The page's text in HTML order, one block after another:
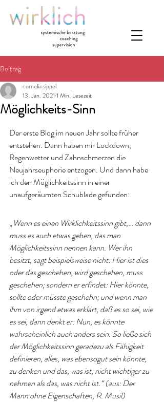
Beitrag
Möglichkeits-Sinn
cornelia sippel
13. Jan. 2021 1 Min. Lesezeit
Der erste Blog im neuen Jahr sollte früher
entstehen. Dann haben mir Lockdown,
Regenwetter und Zahnschmerzen die
Neujahrseuphorie entzogen. Und dann habe
ich den Möglichkeitssinn in einer
unaufgeräumten Schublade gefunden:
„Wenn es einen Wirklichkeitssinn gibt,… dann
muss es auch etwas geben, das man
Möglichkeitssinn nennen kann. Wer ihn
besitzt, sagt beispielsweise nicht: Hier ist dies
oder das geschehen, wird geschehen, muss
geschehen; sondern er erfindet: Hier könnte,
sollte oder müsste geschehn; und wenn man
ihm von irgend etwas erklärt, daß es so sei, wie
es sei, dann denkt er: Nun, es könnte
wahrscheinlich auch anders sein. So ließe sich
der Möglichkeitssinn geradezu als Fähigkeit
definieren, alles, was ebensogut sein könnte,
zu denken und das, was ist, nicht wichtiger zu
nehmen als das, was nicht ist.“ (aus: Der
Mann ohne Eigenschaften, R. Musil)